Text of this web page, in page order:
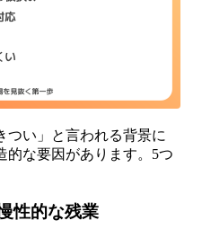
つい」と言われる背景に
的な要因があります。5つ
性的な残業